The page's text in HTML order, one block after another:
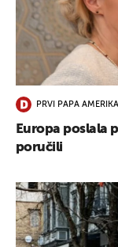
PRVI PAPA
Europa poslala
poručili